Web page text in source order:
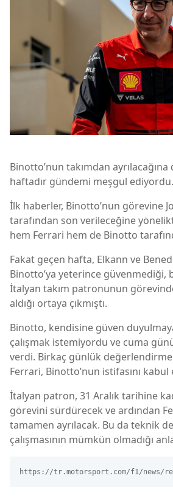
Binotto’nun takımdan
haftadır gündemi meşgul ediyordu.
İlk haberler, Binotto’nun görevine
tarafından son verileceğine
hem Ferrari hem de Binotto
Fakat geçen hafta, Elkann ve
Binotto’ya yeterince güvenmediği,
İtalyan takım patronunun
aldığı ortaya çıkmıştı.
Binotto, kendisine güven
çalışmak istemiyordu ve cuma
verdi. Birkaç günlük
Ferrari, Binotto’nun istifasını kabul
İtalyan patron, 31 Aralık tarihine
görevini sürdürecek ve ardından
tamamen ayrılacak. Bu da teknik
çalışmasının mümkün olmadığı
https://tr.motorsport.com/f1/news/